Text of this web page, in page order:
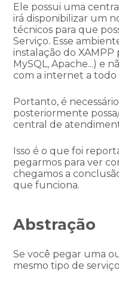
Ele possui uma
irá disponibilizar um
técnicos para que
Serviço. Esse
instalação do
MySQL, Apache...) e
com a internet a
Portanto, é
posteriormente
central de
Isso é o que foi
pegarmos para ver
chegamos a
que funciona.
Abstração
Se você pegar uma
mesmo tipo de